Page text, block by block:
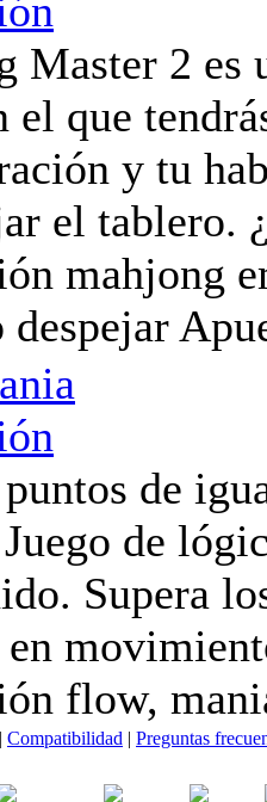
Master 2 es
el que
y tu
el tablero.
mahjong
de
de
Supera
en
flow,
| Compatibilidad | Preguntas